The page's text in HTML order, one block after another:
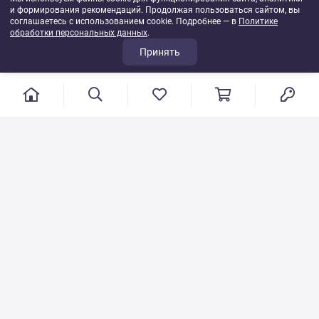
и формирования рекомендаций. Продолжая пользоваться сайтом, вы
соглашаетесь с использованием cookie. Подробнее — в Политике
обработки персональных данных.
Принять